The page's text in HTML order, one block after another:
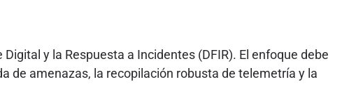
y la Respuesta a Incidentes (DFIR). El enfoque debe
de amenazas, la recopilación robusta de telemetría y la